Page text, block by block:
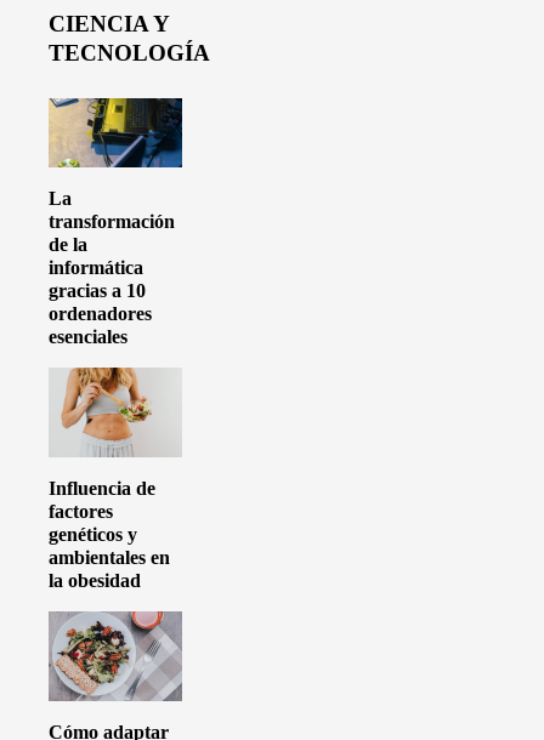
CIENCIA Y
TECNOLOGÍA
La
transformación
de la
informática
gracias a 10
ordenadores
esenciales
Influencia de
factores
genéticos y
ambientales en
la obesidad
Cómo adaptar